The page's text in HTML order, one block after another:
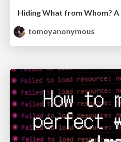
tomoyanonymous